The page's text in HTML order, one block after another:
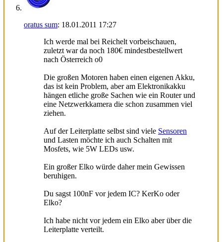
oratus sum: 18.01.2011 17:27
Ich werde mal bei Reichelt vorbeischauen,
zuletzt war da noch 180€ mindestbestellwert
nach Österreich o0
Die großen Motoren haben einen eigenen Akku,
das ist kein Problem, aber am Elektronikakku
hängen etliche große Sachen wie ein Router und
eine Netzwerkkamera die schon zusammen viel
ziehen.
Auf der Leiterplatte selbst sind viele Sensoren
und Lasten möchte ich auch Schalten mit
Mosfets, wie 5W LEDs usw.
Ein großer Elko würde daher mein Gewissen
beruhigen.
Du sagst 100nF vor jedem IC? KerKo oder
Elko?
Ich habe nicht vor jedem ein Elko aber über die
Leiterplatte verteilt.